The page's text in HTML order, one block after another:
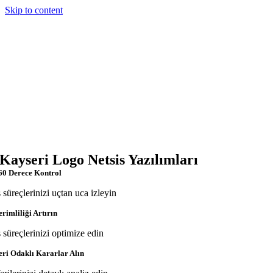
Skip to content
Kayseri Logo Netsis Yazılımları
Derece Kontrol
süreçlerinizi uçtan uca izleyin
Artırın
süreçlerinizi optimize edin
Odaklı Kararlar Alın